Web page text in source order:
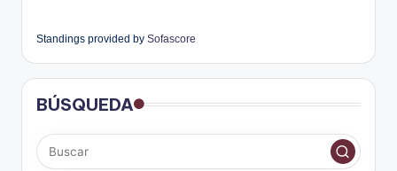
Standings provided by Sofascore
BÚSQUEDA